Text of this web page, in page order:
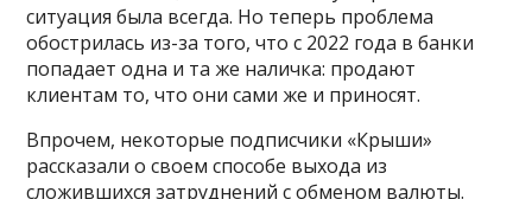
ситуация была всегда. Но теперь проблема
обострилась из-за того, что с 2022 года в банки
попадает одна и та же наличка: продают
клиентам то, что они сами же и приносят.
Впрочем, некоторые подписчики «Крыши»
рассказали о своем способе выхода из
сложившихся затруднений с обменом валюты.